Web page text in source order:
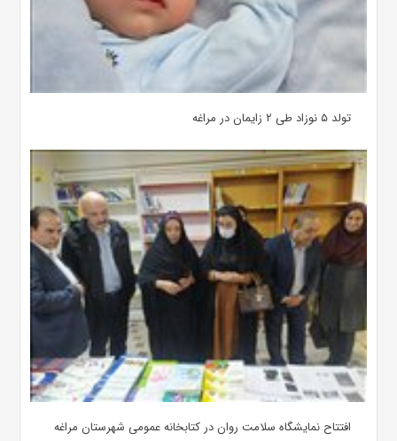
تولد ۵ نوزاد طی ۲ زایمان در مراغه
افتتاح نمایشگاه سلامت روان در کتابخانه عمومی شهرستان مراغه